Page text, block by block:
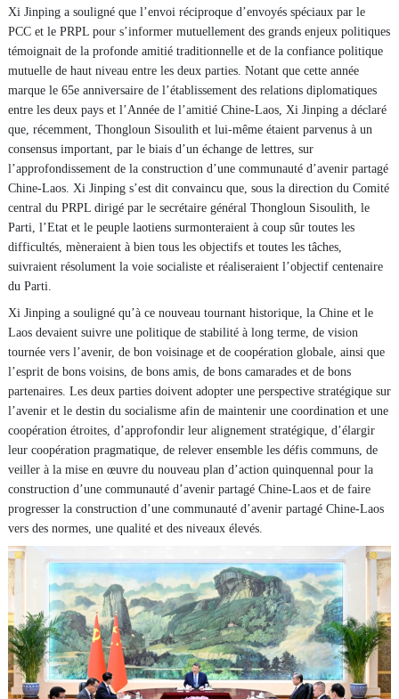
Xi Jinping a souligné que l’envoi réciproque d’envoyés spéciaux par le
PCC et le PRPL pour s’informer mutuellement des grands enjeux politiques
témoignait de la profonde amitié traditionnelle et de la confiance politique
mutuelle de haut niveau entre les deux parties. Notant que cette année
marque le 65e anniversaire de l’établissement des relations diplomatiques
entre les deux pays et l’Année de l’amitié Chine-Laos, Xi Jinping a déclaré
que, récemment, Thongloun Sisoulith et lui-même étaient parvenus à un
consensus important, par le biais d’un échange de lettres, sur
l’approfondissement de la construction d’une communauté d’avenir partagé
Chine-Laos. Xi Jinping s’est dit convaincu que, sous la direction du Comité
central du PRPL dirigé par le secrétaire général Thongloun Sisoulith, le
Parti, l’Etat et le peuple laotiens surmonteraient à coup sûr toutes les
difficultés, mèneraient à bien tous les objectifs et toutes les tâches,
suivraient résolument la voie socialiste et réaliseraient l’objectif centenaire
du Parti.
Xi Jinping a souligné qu’à ce nouveau tournant historique, la Chine et le
Laos devaient suivre une politique de stabilité à long terme, de vision
tournée vers l’avenir, de bon voisinage et de coopération globale, ainsi que
l’esprit de bons voisins, de bons amis, de bons camarades et de bons
partenaires. Les deux parties doivent adopter une perspective stratégique sur
l’avenir et le destin du socialisme afin de maintenir une coordination et une
coopération étroites, d’approfondir leur alignement stratégique, d’élargir
leur coopération pragmatique, de relever ensemble les défis communs, de
veiller à la mise en œuvre du nouveau plan d’action quinquennal pour la
construction d’une communauté d’avenir partagé Chine-Laos et de faire
progresser la construction d’une communauté d’avenir partagé Chine-Laos
vers des normes, une qualité et des niveaux élevés.